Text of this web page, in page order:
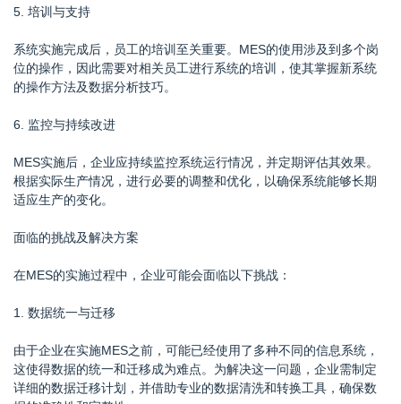
5. 培训与支持
系统实施完成后，员工的培训至关重要。MES的使用涉及到多个岗
位的操作，因此需要对相关员工进行系统的培训，使其掌握新系统
的操作方法及数据分析技巧。
6. 监控与持续改进
MES实施后，企业应持续监控系统运行情况，并定期评估其效果。
根据实际生产情况，进行必要的调整和优化，以确保系统能够长期
适应生产的变化。
面临的挑战及解决方案
在MES的实施过程中，企业可能会面临以下挑战：
1. 数据统一与迁移
由于企业在实施MES之前，可能已经使用了多种不同的信息系统，
这使得数据的统一和迁移成为难点。为解决这一问题，企业需制定
详细的数据迁移计划，并借助专业的数据清洗和转换工具，确保数